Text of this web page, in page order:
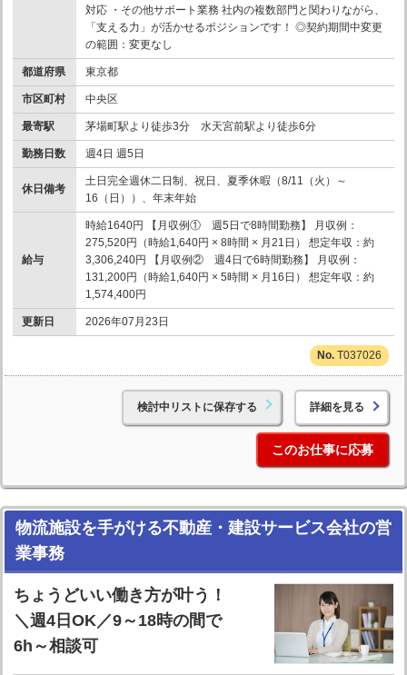
対応 ・その他サポート業務 社内の複数部門と関わりながら、
「支える力」が活かせるポジションです！ ◎契約期間中変更
の範囲：変更なし
都道府県 東京都
市区町村 中央区
最寄駅 茅場町駅より徒歩3分 水天宮前駅より徒歩6分
勤務日数 週4日 週5日
休日備考
土日完全週休二日制、祝日、夏季休暇（8/11（火）～
16（日））、年末年始
給与
時給1640円 【月収例① 週5日で8時間勤務】 月収例：
275,520円（時給1,640円 × 8時間 × 月21日） 想定年収：約
3,306,240円 【月収例② 週4日で6時間勤務】 月収例：
131,200円（時給1,640円 × 5時間 × 月16日） 想定年収：約
1,574,400円
更新日 2026年07月23日
T037026
検討中リストに保存する 詳細を見る
このお仕事に応募
物流施設を手がける不動産・建設サービス会社の営
業事務
ちょうどいい働き方が叶う！
＼週4日OK／9～18時の間で
6h～相談可